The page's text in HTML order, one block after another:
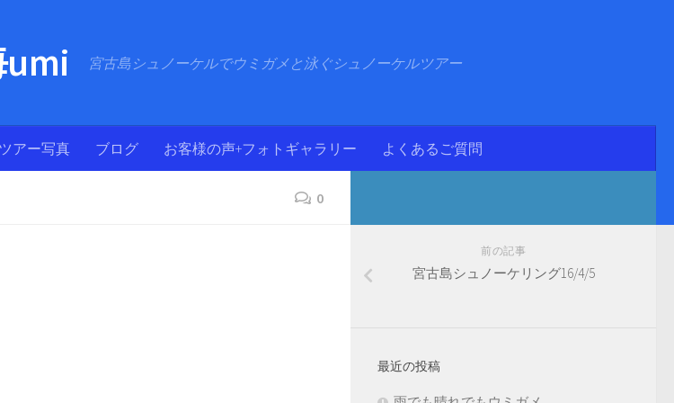
宮古島シュノーケルでウミガメと泳ぐシュノーケルツアー
アー写真 ブログ お客様の声+フォトギャラリー よくあるご質問
0
前の記事
宮古島シュノーケリング16/4/5
最近の投稿